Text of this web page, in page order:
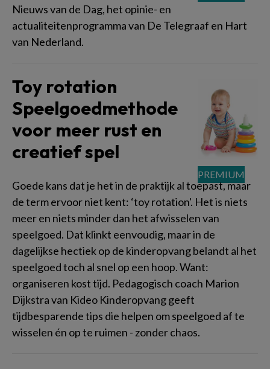
Nieuws van de Dag, het opinie- en
actualiteitenprogramma van De Telegraaf en Hart
van Nederland.
Toy rotation
Speelgoedmethode
voor meer rust en
creatief spel
Goede kans dat je het in de praktijk al toepast, maar
de term ervoor niet kent: ‘toy rotation'. Het is niets
meer en niets minder dan het afwisselen van
speelgoed. Dat klinkt eenvoudig, maar in de
dagelijkse hectiek op de kinderopvang belandt al het
speelgoed toch al snel op een hoop. Want:
organiseren kost tijd. Pedagogisch coach Marion
Dijkstra van Kideo Kinderopvang geeft
tijdbesparende tips die helpen om speelgoed af te
wisselen én op te ruimen - zonder chaos.